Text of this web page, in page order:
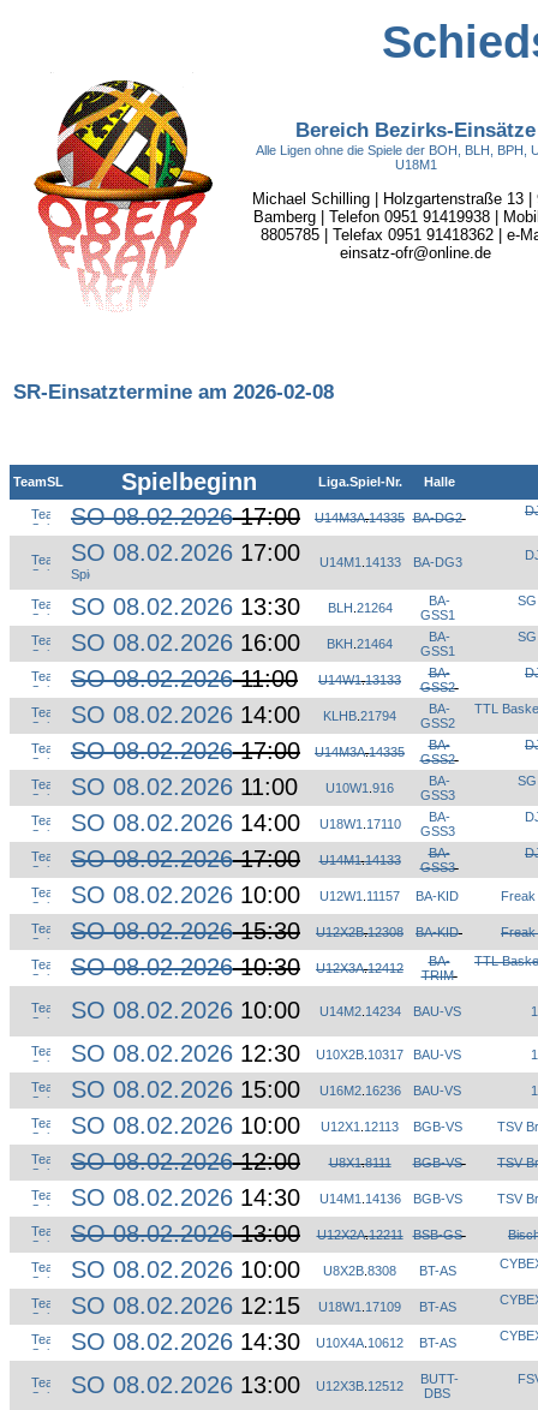
Bereich Bezirks-Einsätze
Alle Ligen ohne die Spiele der BOH, BLH, BPH,
U18M1
Michael Schilling | Holzgartenstraße 13 |
Bamberg | Telefon 0951 91419938 |
8805785 | Telefax 0951 91418362 | e-
einsatz-ofr@online.de
SR-Einsatztermine am 2026-02-08
TeamSL Spielbeginn Liga.Spiel-Nr. Halle
SO 08.02.202617:00 U14M3A.14335 BA-DG2
SO 08.02.2026 17:00 U14M1 14133 BA-DG3
SO 08.02.2026 13:30 BLH 21264
BA-
GSS1
SO 08.02.2026 16:00 BKH 21464
BA-
GSS1
SO 08.02.202611:00 U14W1.13133
BA-
GSS2
SO 08.02.2026 14:00 KLHB 21794
BA-
GSS2
TTL
SO 08.02.202617:00 U14M3A.14335
BA-
GSS2
SO 08.02.2026 11:00 U10W1 916
BA-
GSS3
SO 08.02.2026 14:00 U18W1 17110
BA-
GSS3
SO 08.02.202617:00 U14M1.14133
BA-
GSS3
SO 08.02.2026 10:00 U12W1 11157 BA-KID Freak
SO 08.02.202615:30 U12X2B.12308 BA-KID Freak
SO 08.02.202610:30 U12X3A.12412
BA-
TRIM
TTL
SO 08.02.2026 10:00 U14M2. 14234 BAU-VS
SO 08.02.2026 12:30 U10X2B 10317 BAU-VS
SO 08.02.2026 15:00 U16M2. 16236 BAU-VS
SO 08.02.2026 10:00 U12X1 12113 BGB-VS TSV
SO 08.02.202612:00 U8X1.8111 BGB-VS TSV
SO 08.02.2026 14:30 U14M1 14136 BGB-VS TSV
SO 08.02.202613:00 U12X2A.12211 BSB-GS
SO 08.02.2026 10:00 U8X2B 8308 BT-AS
SO 08.02.2026 12:15 U18W1 17109 BT-AS
SO 08.02.2026 14:30 U10X4A 10612 BT-AS
SO 08.02.2026 13:00 U12X3B 12512
BUTT-
DBS